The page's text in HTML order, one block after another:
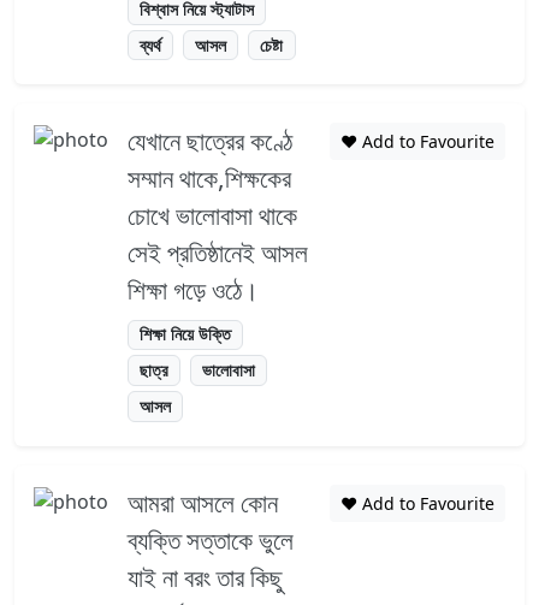
বিশ্বাস নিয়ে স্ট্যাটাস
ব্যর্থ
আসল চেষ্টা
যেখানে ছাত্রের কণ্ঠে
সম্মান থাকে,শিক্ষকের
চোখে ভালোবাসা থাকে
সেই প্রতিষ্ঠানেই আসল
শিক্ষা গড়ে ওঠে।
শিক্ষা নিয়ে উক্তি
ছাত্র
ভালোবাসা
আসল
❤️ Add to Favourite
আমরা আসলে কোন
ব্যক্তি সত্তাকে ভুলে
যাই না বরং তার কিছু
❤️ Add to Favourite